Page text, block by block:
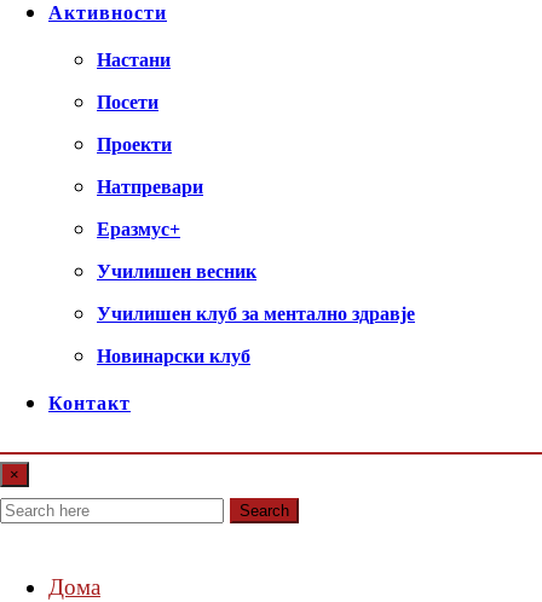
Активности
Настани
Посети
Проекти
Натпревари
Еразмус+
Училишен весник
Училишен клуб за ментално здравје
Новинарски клуб
Контакт
×
Search
Дома